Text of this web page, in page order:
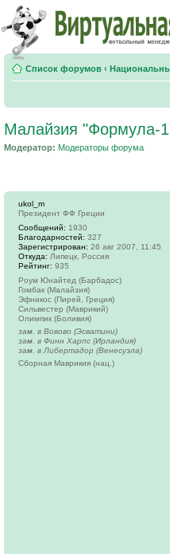
Список форумов ‹
Малайзия "Формула-
Модератор: Модераторы форума
ukol_m
Президент ФФ Греции
Сообщений: 1930
Благодарностей: 327
Зарегистрирован: 26 авг 2007, 11:45
Откуда: Липецк, Россия
Рейтинг: 935
Роум Юнайтед (Барбадос)
Гомбак (Малайзия)
Эфникос (Пирей, Греция)
Сильвестер (Маврикий)
Олимпик (Боливия)
зам. в Вовово (Эсватини)
зам. в Финн Харпс (Ирландия)
зам. в Либертадор (Венесуэла)
Сборная Маврикия (нац.)